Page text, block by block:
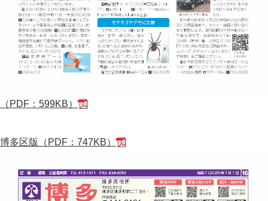
（PDF：599KB）
博多区版（PDF：747KB）